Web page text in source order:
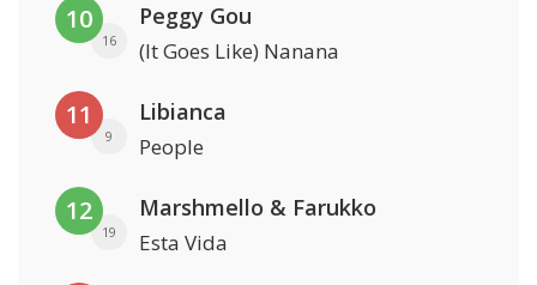
10
16
Peggy Gou
(It Goes Like) Nanana
11
9
Libianca
People
12
19
Marshmello & Farukko
Esta Vida